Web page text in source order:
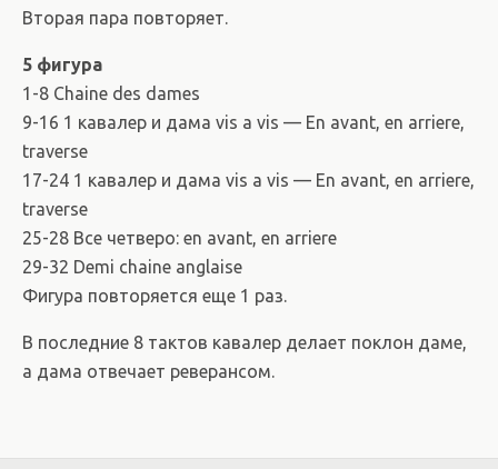
Вторая пара повторяет.
5 фигура
1-8 Chaine des dames
9-16 1 кавалер и дама vis a vis — En avant, en arriere,
traverse
17-24 1 кавалер и дама vis a vis — En avant, en arriere,
traverse
25-28 Все четверо: en avant, en arriere
29-32 Demi chaine anglaise
Фигура повторяется еще 1 раз.
В последние 8 тактов кавалер делает поклон даме,
а дама отвечает реверансом.